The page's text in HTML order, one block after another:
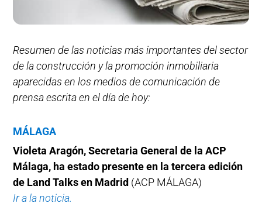
Resumen de las noticias más importantes del sector
de la construcción y la promoción inmobiliaria
aparecidas en los medios de comunicación de
prensa escrita en el día de hoy:
MÁLAGA
Violeta Aragón, Secretaria General de la ACP
Málaga, ha estado presente en la tercera edición
de Land Talks en Madrid (ACP MÁLAGA)
Ir a la noticia.